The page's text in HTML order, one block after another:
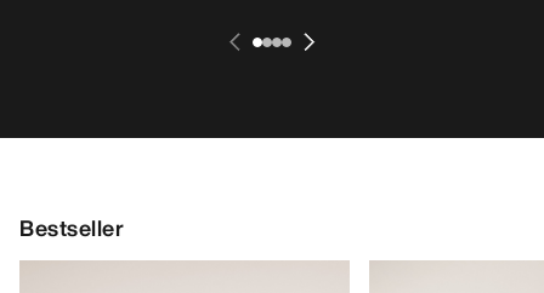
Bestseller